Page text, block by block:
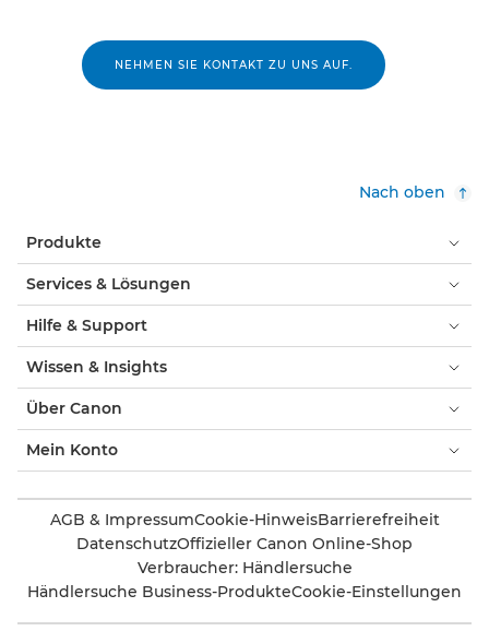
NEHMEN SIE KONTAKT ZU UNS AUF.
Nach oben
Produkte
Services & Lösungen
Hilfe & Support
Wissen & Insights
Über Canon
Mein Konto
AGB & ImpressumCookie-HinweisBarrierefreiheit
DatenschutzOffizieller Canon Online-Shop
Verbraucher: Händlersuche
Händlersuche Business-ProdukteCookie-Einstellungen